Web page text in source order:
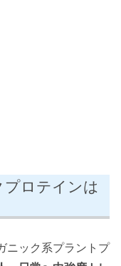
ロテインは
ニック系プラントプ